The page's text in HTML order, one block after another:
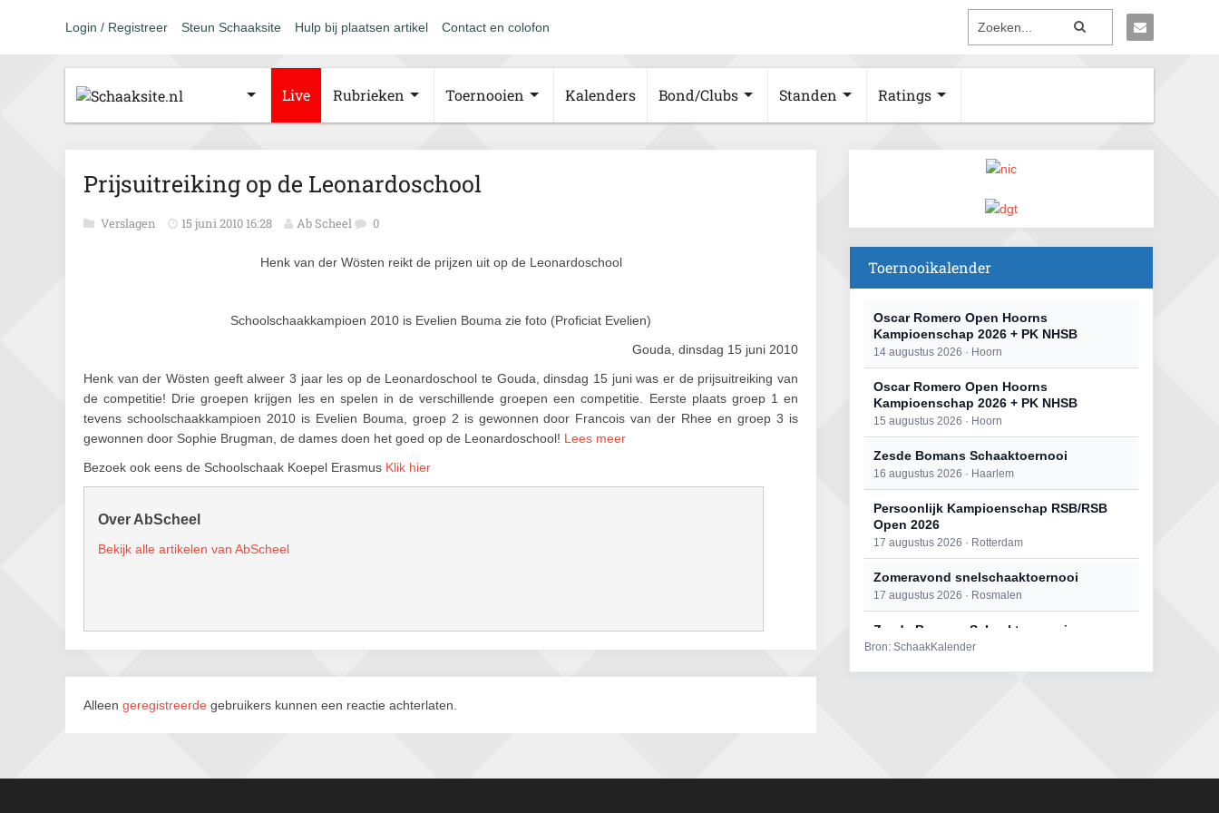
Login / Registreer Steun Schaaksite Hulp bij plaatsen artikel Contact en colofon
Live Rubrieken Toernooien Kalenders Bond/Clubs Standen Ratings
Prijsuitreiking op de Leonardoschool
Verslagen 15 juni 2010 16:28 Ab Scheel 0
Henk van der Wösten reikt de prijzen uit op de Leonardoschool
Schoolschaakkampioen 2010 is Evelien Bouma zie foto (Proficiat Evelien)
Gouda, dinsdag 15 juni 2010
Henk van der Wösten geeft alweer 3 jaar les op de Leonardoschool te Gouda, dinsdag 15 juni was er de prijsuitreiking van
de competitie! Drie groepen krijgen les en spelen in de verschillende groepen een competitie. Eerste plaats groep 1 en
tevens schoolschaakkampioen 2010 is Evelien Bouma, groep 2 is gewonnen door Francois van der Rhee en groep 3 is
gewonnen door Sophie Brugman, de dames doen het goed op de Leonardoschool! Lees meer
Bezoek ook eens de Schoolschaak Koepel Erasmus Klik hier
Over AbScheel
Bekijk alle artikelen van AbScheel
Alleen geregistreerde gebruikers kunnen een reactie achterlaten.
Toernooikalender
Oscar Romero Open Hoorns
Kampioenschap 2026 + PK NHSB
14 augustus 2026 · Hoorn
Oscar Romero Open Hoorns
Kampioenschap 2026 + PK NHSB
15 augustus 2026 · Hoorn
Zesde Bomans Schaaktoernooi
16 augustus 2026 · Haarlem
Persoonlijk Kampioenschap RSB/RSB
Open 2026
17 augustus 2026 · Rotterdam
Zomeravond snelschaaktoernooi
17 augustus 2026 · Rosmalen
Zesde Bomans Schaaktoernooi
17 augustus 2026 · Haarlem
Bron: SchaakKalender